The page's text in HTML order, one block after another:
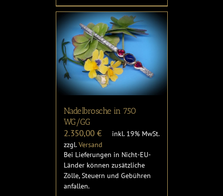
Nadelbrosche in 750
WG/GG
2.350,00 €
inkl. 19% MwSt.
zzgl.Versand
Bei Lieferungen in Nicht-EU-
Länder können zusätzliche
Zölle, Steuern und Gebühren
anfallen.